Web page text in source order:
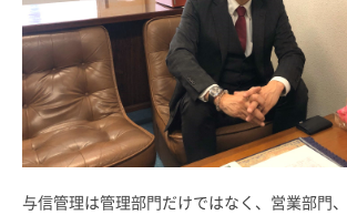
与信管理は管理部門だけではなく、営業部門